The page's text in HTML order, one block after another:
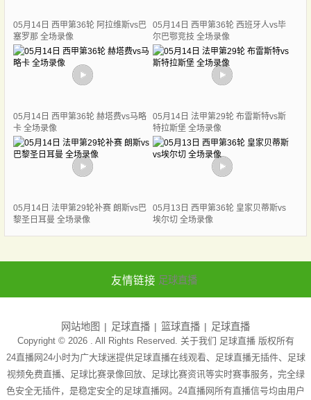
05月14日 西甲第36轮 阿拉维斯vs巴
塞罗那 全场录像
05月14日 西甲第36轮 西班牙人vs毕
尔巴鄂竞技 全场录像
05月14日 西甲第36轮 赫塔费vs马略
卡 全场录像
05月14日 法甲第29轮 布雷斯特vs斯
特拉斯堡 全场录像
05月14日 法甲第29轮补赛 朗斯vs巴
黎圣日耳曼 全场录像
05月13日 西甲第36轮 皇家贝蒂斯vs
埃尔切 全场录像
友情链接 足球直播
网站地图 足球直播 篮球直播 足球直播
Copyright © 2026 . All Rights Reserved. 关于我们 足球直播版权所有
24直播网24小时为广大球迷提供足球直播在线观看、足球直播无插件、足球
视频免费直播、足球比赛录像回放、足球比赛资讯等实时赛事服务，完全绿
色安全无插件，是稳定安全的足球直播网。24直播网所有直播信号均由用户